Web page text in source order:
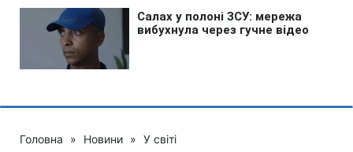
Головна » Новини » У світі